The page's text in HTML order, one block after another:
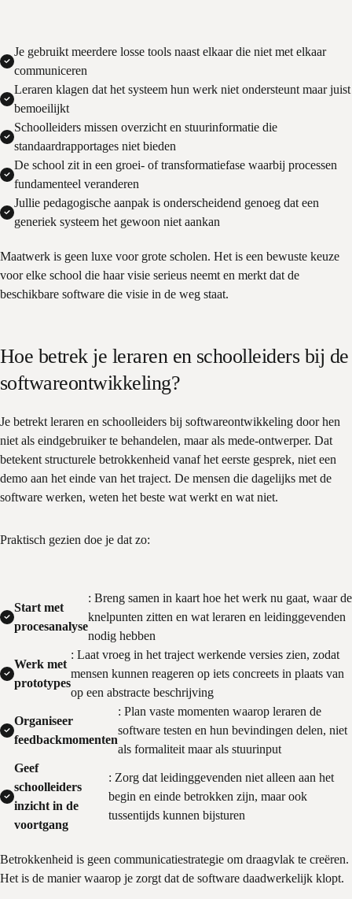
Je gebruikt meerdere losse tools naast elkaar die niet met elkaar
communiceren
Leraren klagen dat het systeem hun werk niet ondersteunt maar juist
bemoeilijkt
Schoolleiders missen overzicht en stuurinformatie die
standaardrapportages niet bieden
De school zit in een groei- of transformatiefase waarbij processen
fundamenteel veranderen
Jullie pedagogische aanpak is onderscheidend genoeg dat een
generiek systeem het gewoon niet aankan
Maatwerk is geen luxe voor grote scholen. Het is een bewuste keuze
voor elke school die haar visie serieus neemt en merkt dat de
beschikbare software die visie in de weg staat.
Hoe betrek je leraren en schoolleiders bij de
softwareontwikkeling?
Je betrekt leraren en schoolleiders bij softwareontwikkeling door hen
niet als eindgebruiker te behandelen, maar als mede-ontwerper. Dat
betekent structurele betrokkenheid vanaf het eerste gesprek, niet een
demo aan het einde van het traject. De mensen die dagelijks met de
software werken, weten het beste wat werkt en wat niet.
Praktisch gezien doe je dat zo:
Start met
procesanalyse
: Breng samen in kaart hoe het werk nu gaat, waar de
knelpunten zitten en wat leraren en leidinggevenden
nodig hebben
Werk met
prototypes
: Laat vroeg in het traject werkende versies zien, zodat
mensen kunnen reageren op iets concreets in plaats van
op een abstracte beschrijving
Organiseer
feedbackmomenten
: Plan vaste momenten waarop leraren de
software testen en hun bevindingen delen, niet
als formaliteit maar als stuurinput
Geef
schoolleiders
inzicht in de
voortgang
: Zorg dat leidinggevenden niet alleen aan het
begin en einde betrokken zijn, maar ook
tussentijds kunnen bijsturen
Betrokkenheid is geen communicatiestrategie om draagvlak te creëren.
Het is de manier waarop je zorgt dat de software daadwerkelijk klopt.